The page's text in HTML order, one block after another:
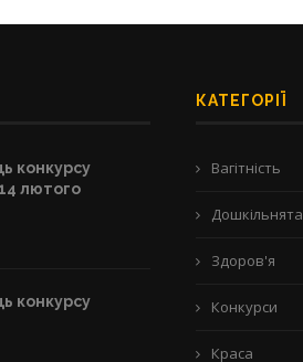
конкурсу
лютого
конкурсу
КАТЕГОРІЇ
Вагітність
Дошкільнята
Здоров'я
Конкурси
Краса